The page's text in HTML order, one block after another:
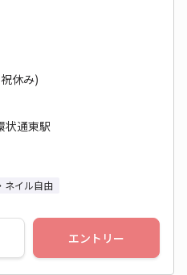
休み)
状通東駅
ネイル自由
エントリー